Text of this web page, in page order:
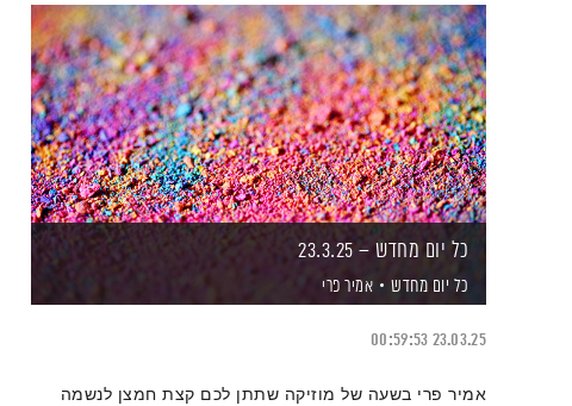
כל יום מחדש – 23.3.25
כל יום מחדש אמיר פרי
23.03.25
00:59:53
אמיר פרי בשעה של מוזיקה שתתן לכם קצת חמצן לנשמה